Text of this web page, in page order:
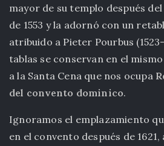
mayor de su templo después
de 1553 y la adornó con un
atribuido a Pieter Pourbus
tablas se conservan en el
a la Santa Cena que nos ocupa
del convento dominico.
Ignoramos el emplazamiento
en el convento después de 1621,